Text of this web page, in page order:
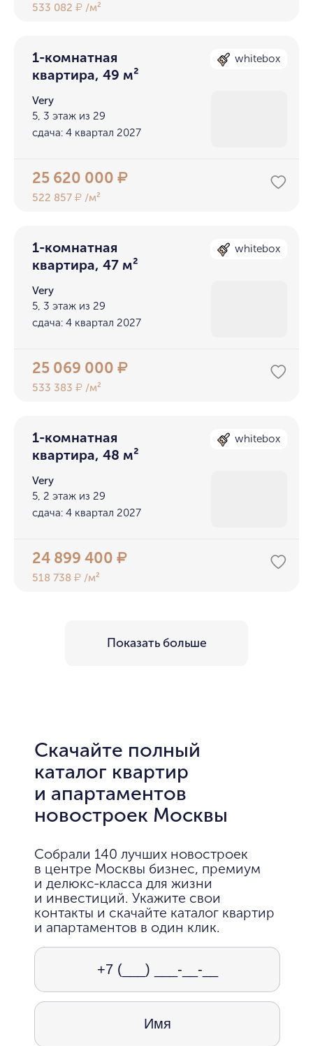
533 082₽ /м²
1-комнатная
квартира, 49 м²
whitebox
Very
5, 3 этаж из 29
сдача: 4 квартал 2027
25 620 000₽
522 857₽ /м²
1-комнатная
квартира, 47 м²
whitebox
Very
5, 3 этаж из 29
сдача: 4 квартал 2027
25 069 000₽
533 383₽ /м²
1-комнатная
квартира, 48 м²
whitebox
Very
5, 2 этаж из 29
сдача: 4 квартал 2027
24 899 400₽
518 738₽ /м²
Показать больше
Скачайте полный
каталог квартир
и апартаментов
новостроек Москвы
Собрали 140 лучших новостроек
в центре Москвы бизнес, премиум
и делюкс-класса для жизни
и инвестиций. Укажите свои
контакты и скачайте каталог квартир
и апартаментов в один клик.